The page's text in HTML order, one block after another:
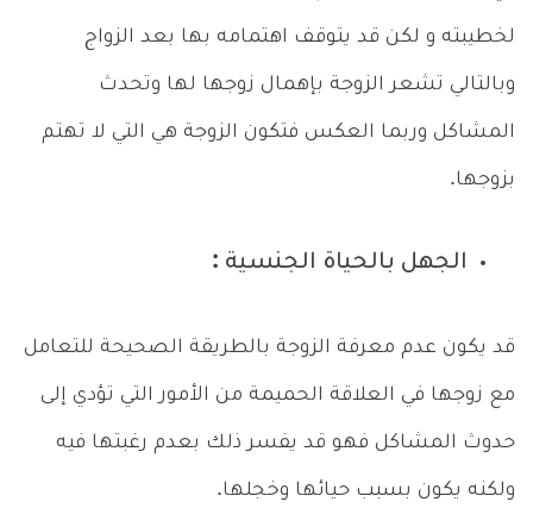
لخطيبته و لكن قد يتوقف اهتمامه بها بعد الزواج
وبالتالي تشعر الزوجة بإهمال زوجها لها وتحدث
المشاكل وربما العكس فتكون الزوجة هي التي لا تهتم
بزوجها.
الجهل بالحياة الجنسية :
قد يكون عدم معرفة الزوجة بالطريقة الصحيحة للتعامل
مع زوجها في العلاقة الحميمة من الأمور التي تؤدي إلى
حدوث المشاكل فهو قد يفسر ذلك بعدم رغبتها فيه
ولكنه يكون بسبب حيائها وخجلها.